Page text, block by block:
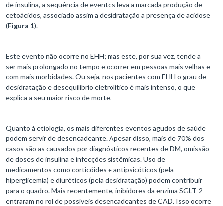
de insulina, a sequência de eventos leva a marcada produção de
cetoácidos, associado assim a desidratação a presença de acidose
(Figura 1).
Este evento não ocorre no EHH; mas este, por sua vez, tende a
ser mais prolongado no tempo e ocorrer em pessoas mais velhas e
com mais morbidades. Ou seja, nos pacientes com EHH o grau de
desidratação e desequilíbrio eletrolítico é mais intenso, o que
explica a seu maior risco de morte.
Quanto à etiologia, os mais diferentes eventos agudos de saúde
podem servir de desencadeante. Apesar disso, mais de 70% dos
casos são as causados por diagnósticos recentes de DM, omissão
de doses de insulina e infecções sistêmicas. Uso de
medicamentos como corticóides e antipsicóticos (pela
hiperglicemia) e diuréticos (pela desidratação) podem contribuir
para o quadro. Mais recentemente, inibidores da enzima SGLT-2
entraram no rol de possíveis desencadeantes de CAD. Isso ocorre